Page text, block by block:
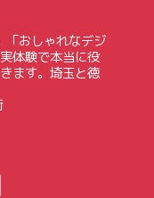
「おしゃれなデジ
体験で本当に役
ます。埼玉と徳